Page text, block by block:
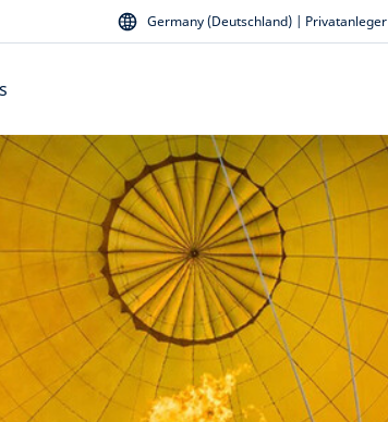
Germany (Deutschland) | Privatanleger